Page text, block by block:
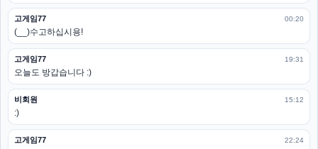
고게임77 00:20
(__)수고하십시용!
고게임77 19:31
오늘도 방갑습니다 :)
비회원 15:12
:)
고게임77 22:24